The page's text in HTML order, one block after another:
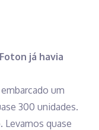
já havia
um
300 unidades.
Levamos quase